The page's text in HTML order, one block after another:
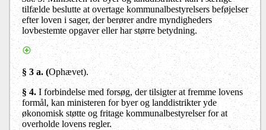
tilfælde beslutte at overtage kommunalbestyrelsers beføjelser
efter loven i sager, der berører andre myndigheders
lovbestemte opgaver eller har større betydning.
§ 3 a. (Ophævet).
§ 4. I forbindelse med forsøg, der tilsigter at fremme lovens
formål, kan ministeren for byer og landdistrikter yde
økonomisk støtte og fritage kommunalbestyrelser for at
overholde lovens regler.